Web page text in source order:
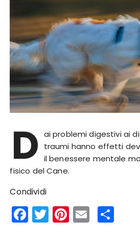
D ai problemi digestivi ai
traumi hanno effetti
il benessere mentale
fisico del Cane.
Condividi
F
a
T
w
Pi
n
E
m